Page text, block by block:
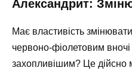
Александрит:
Має властивість
червоно-фіолетовим
захопливішим? Це дійсно